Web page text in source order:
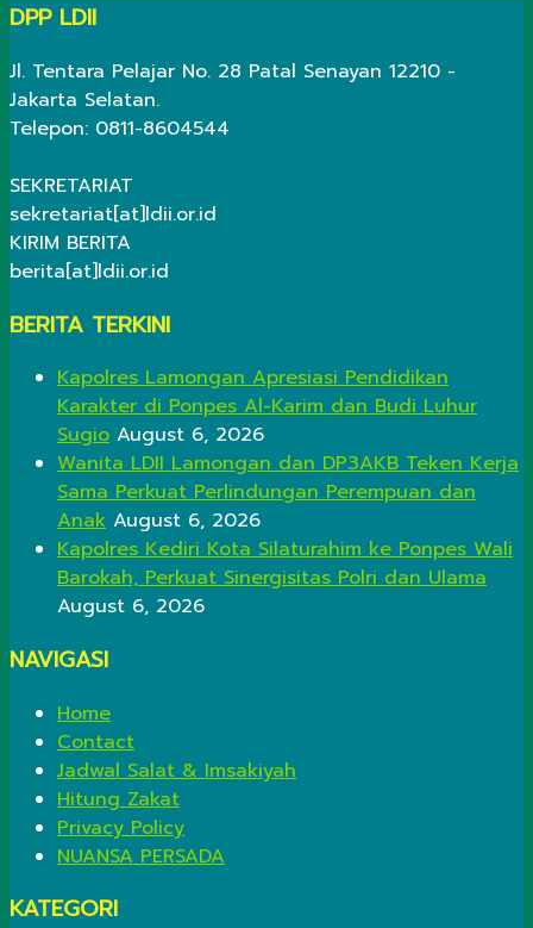
DPP LDII
Jl. Tentara Pelajar No. 28 Patal Senayan 12210 -
Jakarta Selatan.
Telepon: 0811-8604544
SEKRETARIAT
sekretariat[at]ldii.or.id
KIRIM BERITA
berita[at]ldii.or.id
BERITA TERKINI
Kapolres Lamongan Apresiasi Pendidikan
Karakter di Ponpes Al-Karim dan Budi Luhur
Sugio August 6, 2026
Wanita LDII Lamongan dan DP3AKB Teken Kerja
Sama Perkuat Perlindungan Perempuan dan
Anak August 6, 2026
Kapolres Kediri Kota Silaturahim ke Ponpes Wali
Barokah, Perkuat Sinergisitas Polri dan Ulama
August 6, 2026
NAVIGASI
Home
Contact
Jadwal Salat & Imsakiyah
Hitung Zakat
Privacy Policy
NUANSA PERSADA
KATEGORI